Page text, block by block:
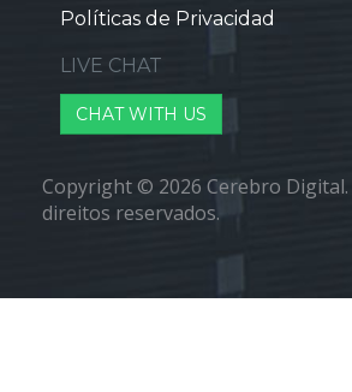
Políticas de Privacidad
LIVE CHAT
CHAT WITH US
Copyright © 2026 Cerebro
direitos reservados.